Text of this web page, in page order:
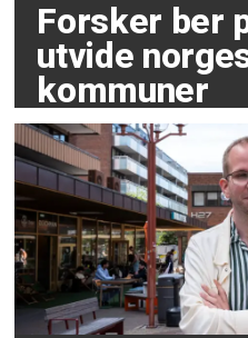
Forsker ber
utvide
kommuner